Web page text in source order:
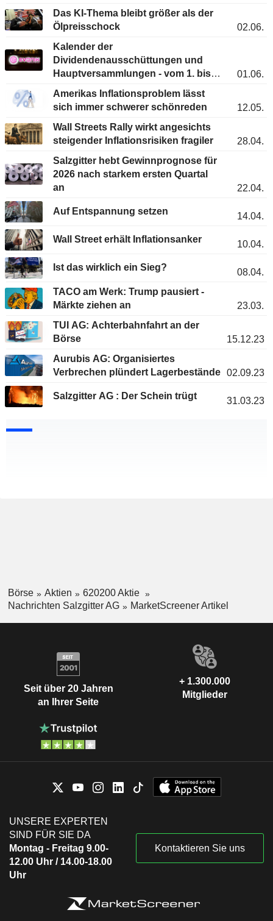
Das KI-Thema bleibt größer als der
Ölpreisschock
02.06.
Kalender der
Dividendenausschüttungen und
Hauptversammlungen - vom 1. bis
01.06.
Amerikas Inflationsproblem lässt
sich immer schwerer schönreden
12.05.
Wall Streets Rally wirkt angesichts
steigender Inflationsrisiken fragiler
28.04.
Salzgitter hebt Gewinnprognose für
2026 nach starkem ersten Quartal
an
22.04.
Auf Entspannung setzen 14.04.
Wall Street erhält Inflationsanker 10.04.
Ist das wirklich ein Sieg?
08.04.
TACO am Werk: Trump pausiert -
Märkte ziehen an
23.03.
TUI AG: Achterbahnfahrt an der
Börse
15.12.23
Aurubis AG: Organisiertes
Verbrechen plündert Lagerbestände 02.09.23
Salzgitter AG : Der Schein trügt 31.03.23
Börse Aktien
620200 Aktie
Nachrichten Salzgitter AG
MarketScreener Artikel
Seit über 20 Jahren
an Ihrer Seite
+ 1.300.000
Mitglieder
UNSERE EXPERTEN
SIND FÜR SIE DA
Montag - Freitag 9.00-
12.00 Uhr / 14.00-18.00
Uhr
Kontaktieren Sie uns